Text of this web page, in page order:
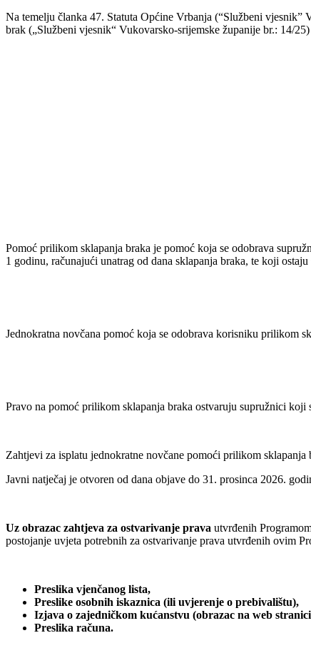
Na temelju članka 47. Statuta Općine Vrbanja (“Službeni
brak („Službeni vjesnik“ Vukovarsko-srijemske županije br.: 14/25)
Pomoć prilikom sklapanja braka je pomoć koja se odobrava
1 godinu, računajući unatrag od dana sklapanja braka, te koji
Jednokratna novčana pomoć koja se odobrava korisniku prilikom
Pravo na pomoć prilikom sklapanja braka ostvaruju supružnici
Zahtjevi za isplatu jednokratne novčane pomoći prilikom
Javni natječaj je otvoren od dana objave do 31. prosinca 2026.
Uz obrazac zahtjeva za ostvarivanje prava utvrđenih
postojanje uvjeta potrebnih za ostvarivanje prava utvrđenih ovim
Preslika vjenčanog lista,
Preslike osobnih iskaznica (ili uvjerenje o prebivalištu),
Izjava o zajedničkom kućanstvu (obrazac na web
Preslika računa.